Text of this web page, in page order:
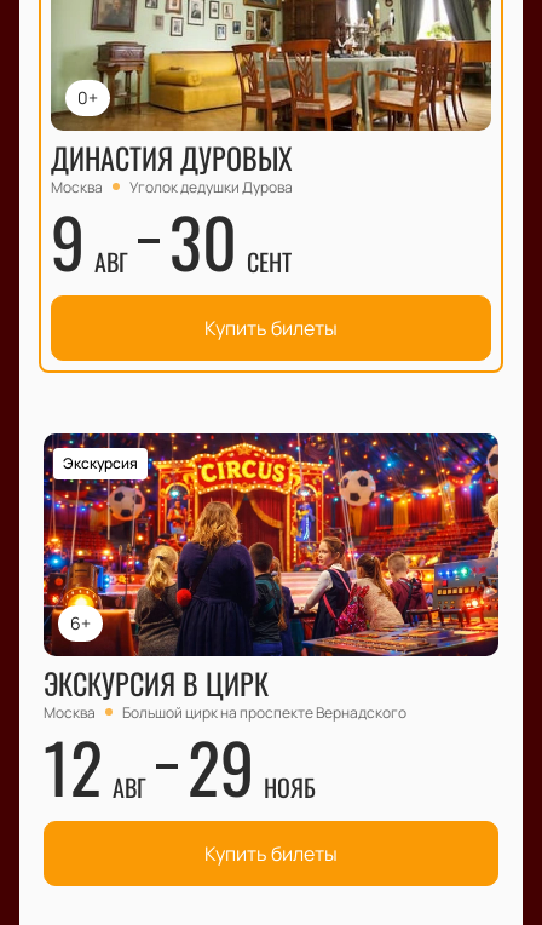
0+
ДИНАСТИЯ ДУРОВЫХ
Москва Уголок дедушки Дурова
9 АВГ 30 СЕНТ
Купить билеты
6+
Экскурсия
ЭКСКУРСИЯ В ЦИРК
Москва Большой цирк на проспекте Вернадского
12 АВГ 29 НОЯБ
Купить билеты